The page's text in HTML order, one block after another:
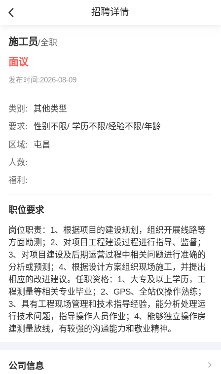
招聘详情
施工员/全职
面议
发布时间:2026-08-09
类别:
其他类型
要求:
性别不限/ 学历不限/经验不限/年龄
区域:
屯昌
人数:
福利:
职位要求
岗位职责：1、根据项目的建设规划，组织开展线路等
方面勘测；2、对项目工程建设过程进行指导、监督；
3、对项目建设及后期运营过程中相关问题进行准确的
分析或预测；4、根据设计方案组织现场施工，并提出
相应的改进建议。任职资格：1、大专及以上学历，工
程测量等相关专业毕业；2、GPS、全站仪操作熟练；
3、具有工程现场管理和技术指导经验，能分析处理运
行技术问题，指导操作人员作业；4、能够独立操作房
建测量放线，有较强的沟通能力和敬业精神。
公司信息